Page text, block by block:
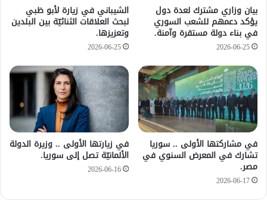
بيان وزاري مشترك لعدة دول
يؤكد دعمهم للشعب السوري
في بناء دولة مستقرة وآمنة.
2026-06-25
الشيباني في زيارة لأبو ظبي
لبحث العلاقات الثنائيّة بين البلدين
وتعزيزها.
2026-06-25
في مشاركتها الأولى .. سوريا
تشارك في المعرض السنوي في
مصر.
2026-06-17
في زيارتها الأولى .. وزيرة الدولة
الألمانيّة تصل إلى سوريا.
2026-06-16